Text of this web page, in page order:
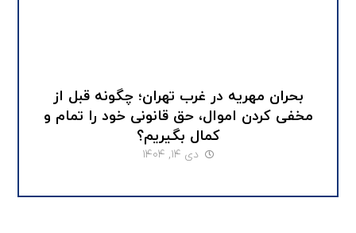
بحران مهریه در غرب تهران؛ چگونه قبل از
مخفی کردن اموال، حق قانونی خود را تمام و
کمال بگیریم؟
دی ۱۴, ۱۴۰۴